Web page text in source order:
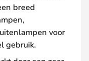
breed
voor
gebruik.